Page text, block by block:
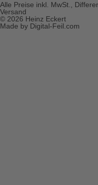
Alle Preise inkl. MwSt.,
Versand
© 2026 Heinz Eckert
Made by Digital-Feil.com